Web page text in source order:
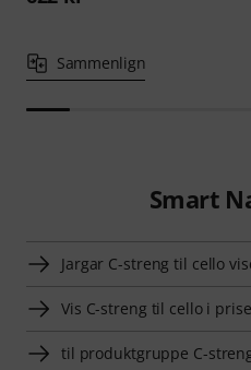
Sammenlign
Smart
Jargar C-streng til cello
Vis C-streng til cello i
til produktgruppe C-